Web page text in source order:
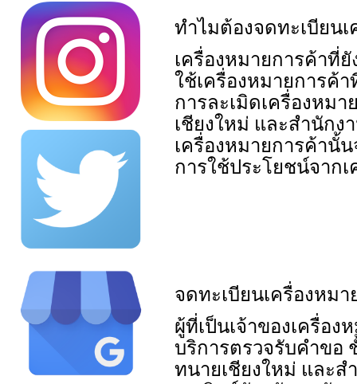
ทำไมต้องจดทะเบียน
เครื่องหมายการค้าที่
ใช้เครื่องหมายการค้
การละเมิดเครื่องหม
เชียงใหม่ และสำนักง
เครื่องหมายการค้านั้
การใช้ประโยชน์จาก
จดทะเบียนเครื่องหม
ผู้ที่เป็นเจ้าของเครื่อ
บริการตรวจรับคำข
ทนายเชียงใหม่ และส